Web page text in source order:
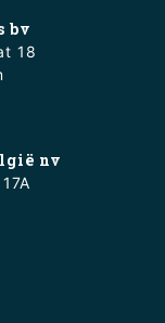
bv
18
nv